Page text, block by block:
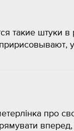
такие штуки в
про